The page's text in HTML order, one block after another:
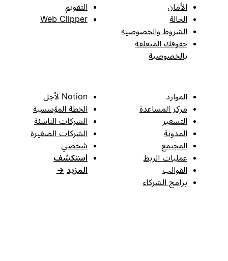
الأمان
الحالة
الشروط والخصوصية
حقوقك المتعلقة
بالخصوصية
التقويم
Web Clipper
الموارد
مركز المساعدة
التسعير
المدونة
المجتمع
عمليات الربط
القوالب
برامج الشركاء
Notion لأجل
الخطة المؤسسية
الشركات الناشئة
الشركات الصغيرة
شخصي
استكشف
المزيد →